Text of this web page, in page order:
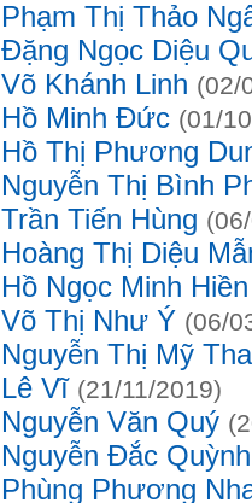
Phạm Thị Thảo
Đặng Ngọc Diệu
Võ Khánh Linh (02/
Hồ Minh Đức (01/
Hồ Thị Phương
Nguyễn Thị Bình
Trần Tiến Hùng
Hoàng Thị Diệu
Hồ Ngọc Minh Hiền
Võ Thị Như Ý (06/
Nguyễn Thị Mỹ
Lê Vĩ (21/11/2019)
Nguyễn Văn Quý
Nguyễn Đắc
Phùng Phương